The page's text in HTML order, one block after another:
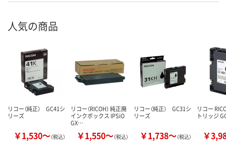
人気の商品
リコー（純正） GC41シ
リーズ
￥1,530～（税込）
リコー（RICOH） 純正廃
インクボックス IPSiO
GX…
￥1,550～（税込）
リコー（純正） GC31シ
リーズ
￥1,738～（税込）
リコー
トリッジ
￥